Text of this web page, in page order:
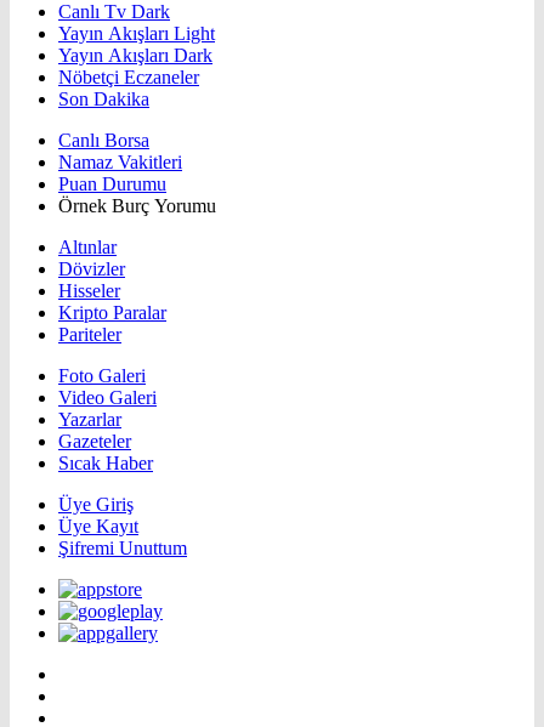
Canlı Tv Dark
Yayın Akışları Light
Yayın Akışları Dark
Nöbetçi Eczaneler
Son Dakika
Canlı Borsa
Namaz Vakitleri
Puan Durumu
Örnek Burç Yorumu
Altınlar
Dövizler
Hisseler
Kripto Paralar
Pariteler
Foto Galeri
Video Galeri
Yazarlar
Gazeteler
Sıcak Haber
Üye Giriş
Üye Kayıt
Şifremi Unuttum